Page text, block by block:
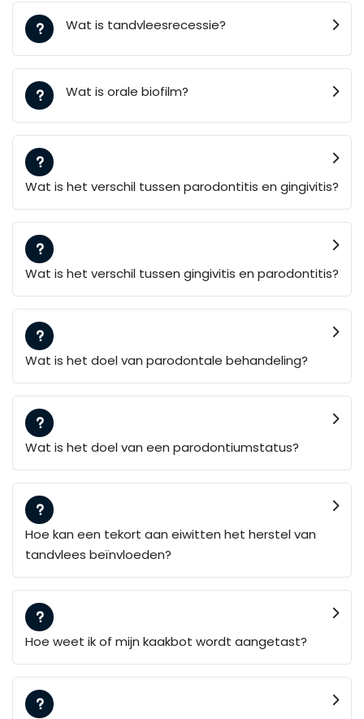
Wat is tandvleesrecessie?
Wat is orale biofilm?
Wat is het verschil tussen parodontitis en gingivitis?
Wat is het verschil tussen gingivitis en parodontitis?
Wat is het doel van parodontale behandeling?
Wat is het doel van een parodontiumstatus?
Hoe kan een tekort aan eiwitten het herstel van
tandvlees beïnvloeden?
Hoe weet ik of mijn kaakbot wordt aangetast?